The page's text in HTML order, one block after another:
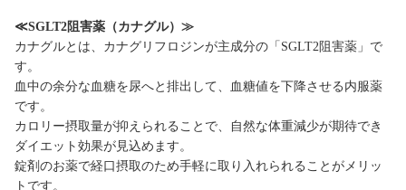
≪SGLT2阻害薬（カナグル）≫
カナグルとは、カナグリフロジンが主成分の「SGLT2阻害薬」で
す。
血中の余分な血糖を尿へと排出して、血糖値を下降させる内服薬
です。
カロリー摂取量が抑えられることで、自然な体重減少が期待でき
ダイエット効果が見込めます。
錠剤のお薬で経口摂取のため手軽に取り入れられることがメリッ
トです。